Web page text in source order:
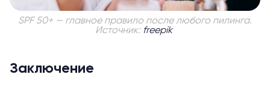
SPF 50+ — главное правило после любого пилинга.
Источник: freepik
Заключение